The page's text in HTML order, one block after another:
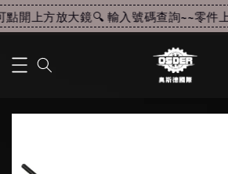
開上方放大鏡🔍 輸入號碼查詢~~零件